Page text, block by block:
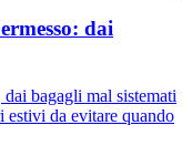
dai
bagagli mal sistemati
estivi da evitare quando